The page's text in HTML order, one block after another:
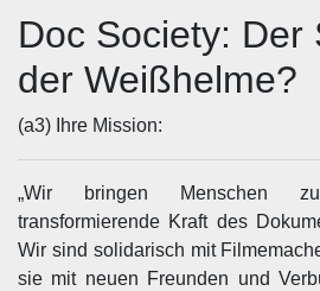
Doc Society: Der
der Weißhelme?
(a3) Ihre Mission:
„Wir bringen Menschen
transformierende Kraft des
Wir sind solidarisch mit
sie mit neuen Freunden und